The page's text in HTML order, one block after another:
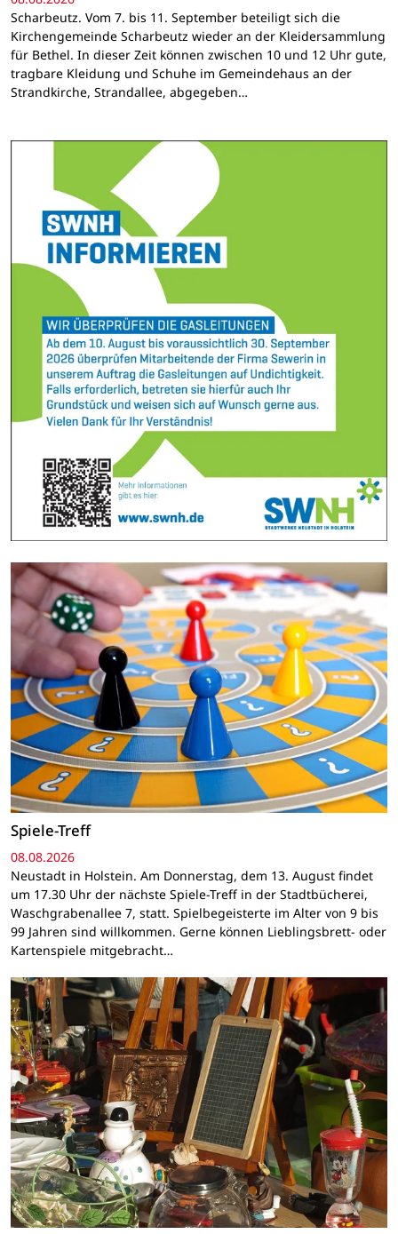
Scharbeutz. Vom 7. bis 11. September beteiligt sich die
Kirchengemeinde Scharbeutz wieder an der Kleidersammlung
für Bethel. In dieser Zeit können zwischen 10 und 12 Uhr gute,
tragbare Kleidung und Schuhe im Gemeindehaus an der
Strandkirche, Strandallee, abgegeben…
Spiele-Treff
08.08.2026
Neustadt in Holstein. Am Donnerstag, dem 13. August findet
um 17.30 Uhr der nächste Spiele-Treff in der Stadtbücherei,
Waschgrabenallee 7, statt. Spielbegeisterte im Alter von 9 bis
99 Jahren sind willkommen. Gerne können Lieblingsbrett- oder
Kartenspiele mitgebracht…